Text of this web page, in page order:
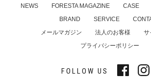
NEWS FORESTA MAGAZINE CASE
BRAND
SERVICE
メールマガジン
法人のお客様
サ
プライバシーポリシー
FOLLOW US